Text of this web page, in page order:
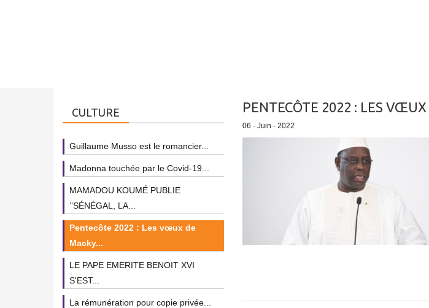
PENTECÔTE 2022 : LES
06 - Juin - 2022
CULTURE
Guillaume Musso est le romancier...
Madonna touchée par le Covid-19...
MAMADOU KOUMÉ PUBLIE
’’SÉNÉGAL, LA...
Pentecôte 2022 : Les vœux de
Macky...
LE PAPE EMERITE BENOIT XVI
S'EST...
La rémunération pour copie privée...